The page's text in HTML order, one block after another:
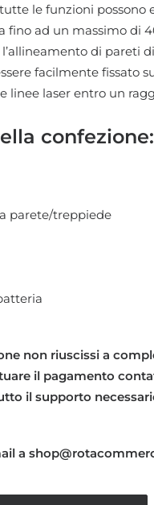
le funzioni possono
fino ad un massimo di
di pareti
facilmente fissato
linee laser entro un
confezione:
parete/treppiede
non riuscissi a
il pagamento
il supporto
a